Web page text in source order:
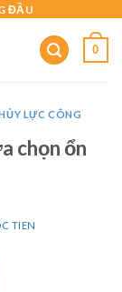
ĐẦU
0
LỰC CÔNG
chọn ổn
TIEN